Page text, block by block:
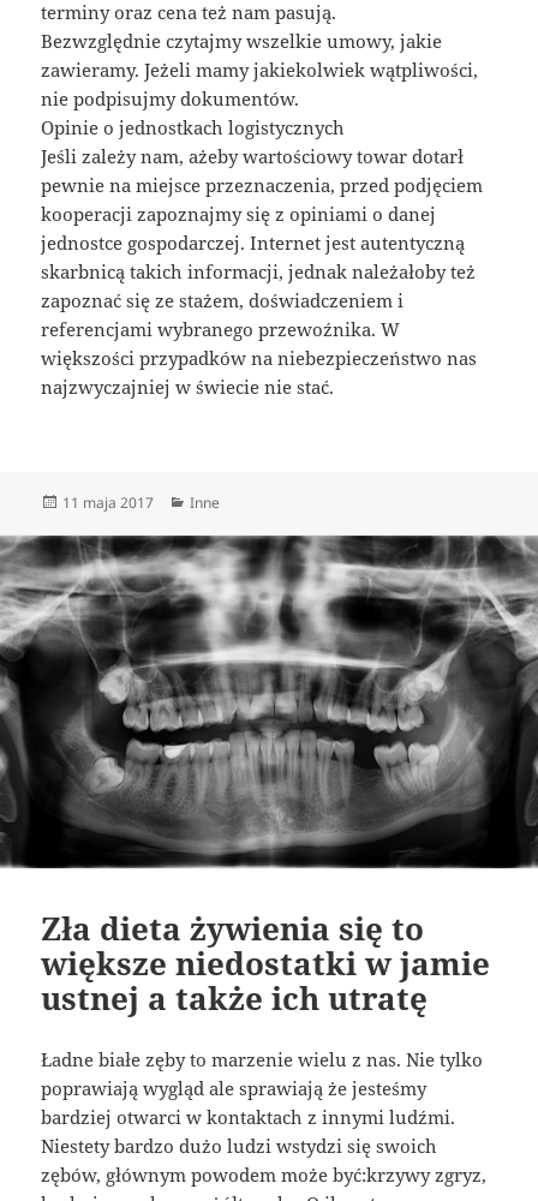
terminy oraz cena też nam pasują.
Bezwzględnie czytajmy wszelkie umowy, jakie
zawieramy. Jeżeli mamy jakiekolwiek wątpliwości,
nie podpisujmy dokumentów.
Opinie o jednostkach logistycznych
Jeśli zależy nam, ażeby wartościowy towar dotarł
pewnie na miejsce przeznaczenia, przed podjęciem
kooperacji zapoznajmy się z opiniami o danej
jednostce gospodarczej. Internet jest autentyczną
skarbnicą takich informacji, jednak należałoby też
zapoznać się ze stażem, doświadczeniem i
referencjami wybranego przewoźnika. W
większości przypadków na niebezpieczeństwo nas
najzwyczajniej w świecie nie stać.
Data
11 maja 2017 Kategorie
Inne
Zła dieta żywienia się to
większe niedostatki w jamie
ustnej a także ich utratę
Ładne białe zęby to marzenie wielu z nas. Nie tylko
poprawiają wygląd ale sprawiają że jesteśmy
bardziej otwarci w kontaktach z innymi ludźmi.
Niestety bardzo dużo ludzi wstydzi się swoich
zębów, głównym powodem może być:krzywy zgryz,